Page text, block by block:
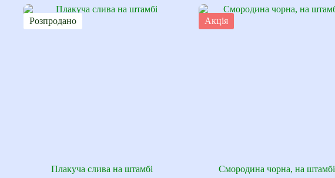
Розпродано
Плакуча слива на штамбі
Акція
Смородина чорна, на штамбі